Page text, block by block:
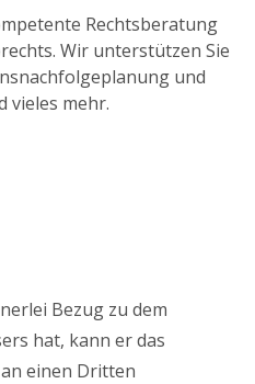
Rechtsberatung
Wir unterstützen Sie
und
vieles mehr.
Bezug zu dem
hat, kann er das
einen Dritten